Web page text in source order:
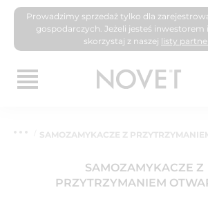
Prowadzimy sprzedaż tylko dla
gospodarczych. Jeżeli jesteś
skorzystaj z naszej listy
SAMOZAMYKACZE Z
SAMOZAMYKACZE Z
PRZYTRZYMANIEM